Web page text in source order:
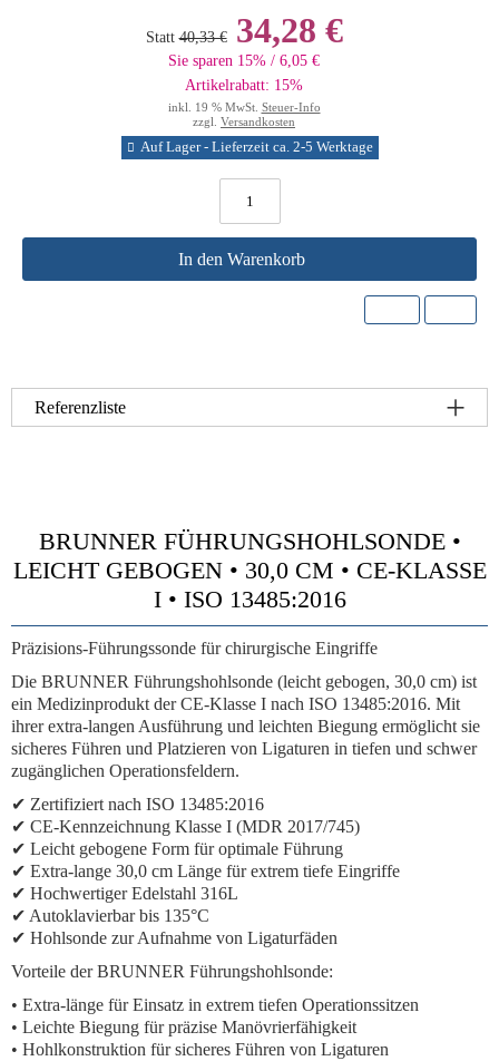
Statt 40,33 €34,28 €
Sie sparen 15% / 6,05 €
Artikelrabatt: 15%
inkl. 19 % MwSt. Steuer-Info
zzgl. Versandkosten
Auf Lager - Lieferzeit ca. 2-5 Werktage
In den Warenkorb
Referenzliste
BRUNNER FÜHRUNGSHOHLSONDE •
LEICHT GEBOGEN • 30,0 CM • CE-KLASSE
I • ISO 13485:2016
Präzisions-Führungssonde für chirurgische Eingriffe
Die BRUNNER Führungshohlsonde (leicht gebogen, 30,0 cm) ist
ein Medizinprodukt der CE-Klasse I nach ISO 13485:2016. Mit
ihrer extra-langen Ausführung und leichten Biegung ermöglicht sie
sicheres Führen und Platzieren von Ligaturen in tiefen und schwer
zugänglichen Operationsfeldern.
✔ Zertifiziert nach ISO 13485:2016
✔ CE-Kennzeichnung Klasse I (MDR 2017/745)
✔ Leicht gebogene Form für optimale Führung
✔ Extra-lange 30,0 cm Länge für extrem tiefe Eingriffe
✔ Hochwertiger Edelstahl 316L
✔ Autoklavierbar bis 135°C
✔ Hohlsonde zur Aufnahme von Ligaturfäden
Vorteile der BRUNNER Führungshohlsonde:
• Extra-länge für Einsatz in extrem tiefen Operationssitzen
• Leichte Biegung für präzise Manövrierfähigkeit
• Hohlkonstruktion für sicheres Führen von Ligaturen